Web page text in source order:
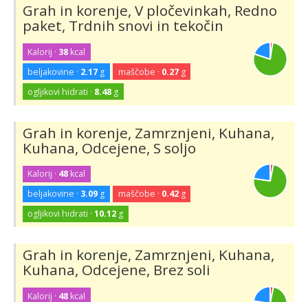
Grah in korenje, V pločevinkah, Redno
paket, Trdnih snovi in tekočin
Kalorij · 38 kcal
beljakovine · 2.17 g maščobe · 0.27g
ogljikovi hidrati · 8.48 g
Grah in korenje, Zamrznjeni, Kuhana,
Kuhana, Odcejene, S soljo
Kalorij · 48 kcal
beljakovine · 3.09 g maščobe · 0.42g
ogljikovi hidrati ·10.12 g
Grah in korenje, Zamrznjeni, Kuhana,
Kuhana, Odcejene, Brez soli
Kalorij · 48 kcal